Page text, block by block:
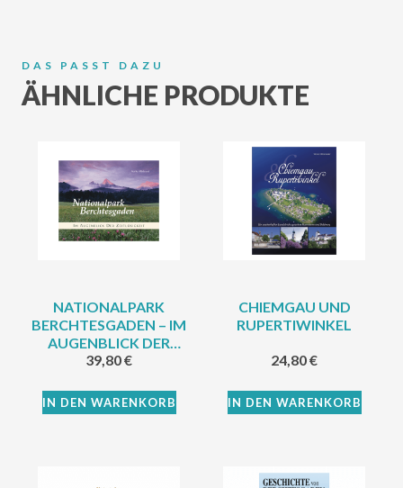
DAS PASST DAZU
ÄHNLICHE PRODUKTE
NATIONALPARK
BERCHTESGADEN – IM
AUGENBLICK DER
ZEITLOSIGKEIT
39,80€
IN DEN WARENKORB
CHIEMGAU UND
RUPERTIWINKEL
24,80€
IN DEN WARENKORB